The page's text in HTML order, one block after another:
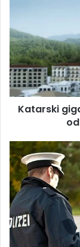
će
megaresort
na
jednoj
od
najljepših
plaža
Katarski
Tinejdžer
(16)
iz
BiH
uhapšen
nakon
homofobnog
napada